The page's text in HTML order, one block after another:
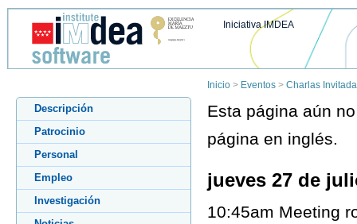
Iniciativa IMDEA
Inicio > Eventos > Charlas
Descripción
Patrocinio
Personal
Empleo
Investigación
Esta página aún
página en inglés.
jueves 27 de
10:45am Meeting